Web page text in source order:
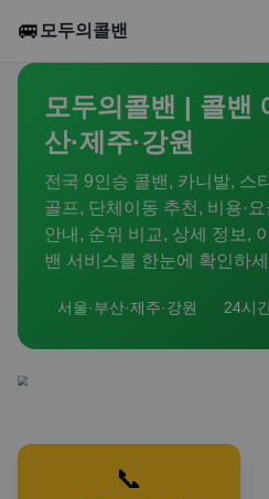
🚐 모두의콜밴
모두의콜밴 | 콜밴
산·제주·강원
전국 9인승 콜밴, 카니발, 스
골프, 단체이동 추천, 비용·요
안내, 순위 비교, 상세 정보,
밴 서비스를 한눈에 확인하
서울·부산·제주·강원 24시
📞